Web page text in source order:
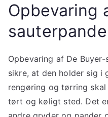
Opbevaring
Opbevaring af De
sikre, at den holder sig i
rengøring og tørring
tørt og køligt sted. Det